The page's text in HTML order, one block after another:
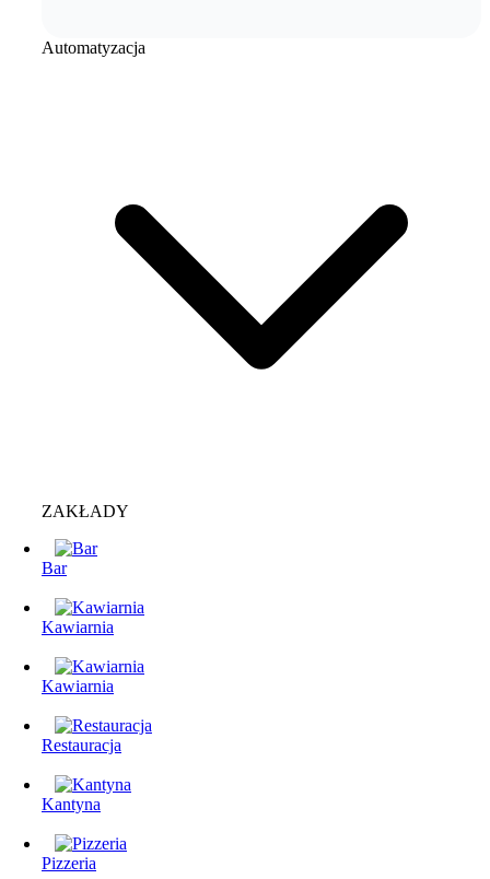
Automatyzacja
ZAKŁADY
Bar
Kawiarnia
Kawiarnia
Restauracja
Kantyna
Pizzeria